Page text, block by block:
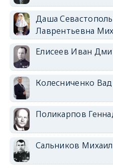
Даша
Лаврентьевна
Елисеев Иван
Колесниченко
Поликарпов
Сальников